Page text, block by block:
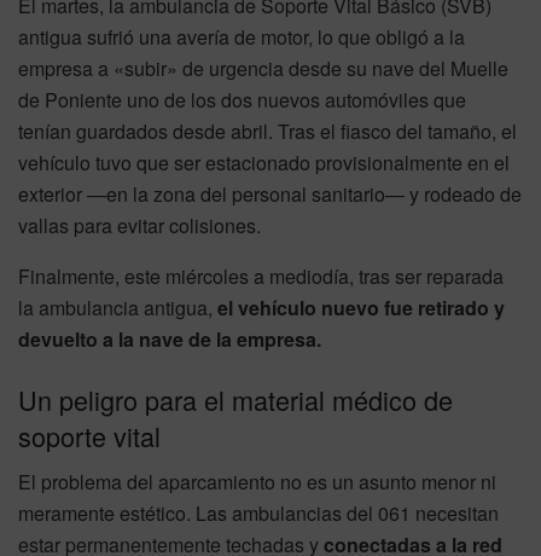
antigua sufrió una avería de motor, lo que obligó a la
empresa a «subir» de urgencia desde su nave del Muelle
de Poniente uno de los dos nuevos automóviles que
tenían guardados desde abril. Tras el fiasco del tamaño, el
vehículo tuvo que ser estacionado provisionalmente en el
exterior —en la zona del personal sanitario— y rodeado de
vallas para evitar colisiones.
Finalmente, este miércoles a mediodía, tras ser reparada
la ambulancia antigua, el vehículo nuevo fue retirado y
devuelto a la nave de la empresa.
Un peligro para el material médico de
soporte vital
El problema del aparcamiento no es un asunto menor ni
meramente estético. Las ambulancias del 061 necesitan
estar permanentemente techadas yconectadas a la red